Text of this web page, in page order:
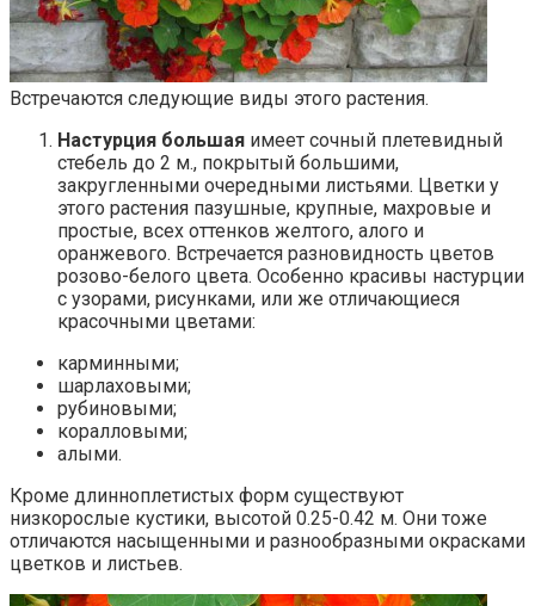
Встречаются следующие виды этого растения.
Настурция большая имеет сочный плетевидный
стебель до 2 м., покрытый большими,
закругленными очередными листьями. Цветки у
этого растения пазушные, крупные, махровые и
простые, всех оттенков желтого, алого и
оранжевого. Встречается разновидность цветов
розово-белого цвета. Особенно красивы настурции
с узорами, рисунками, или же отличающиеся
красочными цветами:
карминными;
шарлаховыми;
рубиновыми;
коралловыми;
алыми.
Кроме длинноплетистых форм существуют
низкорослые кустики, высотой 0.25-0.42 м. Они тоже
отличаются насыщенными и разнообразными окрасками
цветков и листьев.